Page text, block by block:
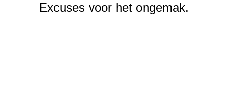
Excuses voor het ongemak.